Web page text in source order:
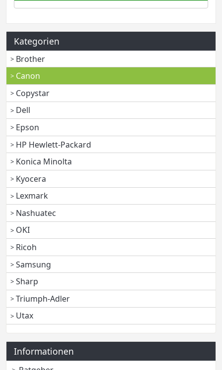
Kategorien
Brother
Canon
Copystar
Dell
Epson
HP Hewlett-Packard
Konica Minolta
Kyocera
Lexmark
Nashuatec
OKI
Ricoh
Samsung
Sharp
Triumph-Adler
Utax
Informationen